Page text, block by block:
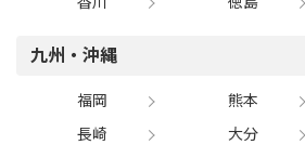
九州・沖縄
福岡 熊本
長崎
大分